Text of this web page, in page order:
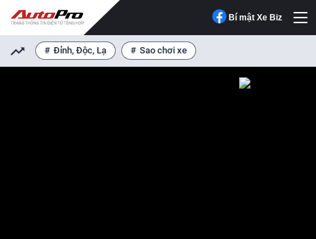
Bí mật Xe Biz
Đỉnh, Độc, Lạ Sao chơi xe